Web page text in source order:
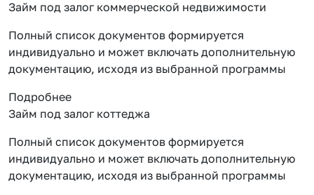
Займ под залог коммерческой недвижимости
Полный список документов формируется
индивидуально и может включать дополнительную
документацию, исходя из выбранной программы
Подробнее
Займ под залог коттеджа
Полный список документов формируется
индивидуально и может включать дополнительную
документацию, исходя из выбранной программы